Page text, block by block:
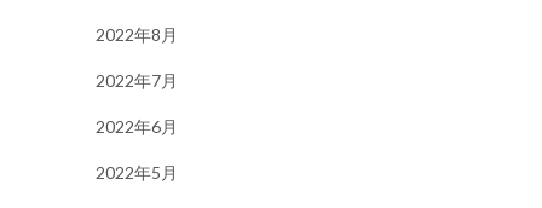
2022年8月
2022年7月
2022年6月
2022年5月